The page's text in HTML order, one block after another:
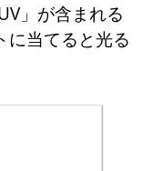
」が含まれる
に当てると光る